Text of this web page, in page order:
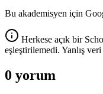
Bu akademisyen için
Herkese açık bir
eşleştirilemedi. Yanlış
0 yorum